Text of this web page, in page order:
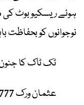
ہوئے ریسکیو بوٹ کی
نوجوانوں کو بحفاظت
ٹک ٹاک کا